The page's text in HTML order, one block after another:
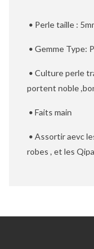
• Perle taille :
• Gemme Type:
• Culture perle
portent noble
• Faits main
• Assortir aevc
robes , et les